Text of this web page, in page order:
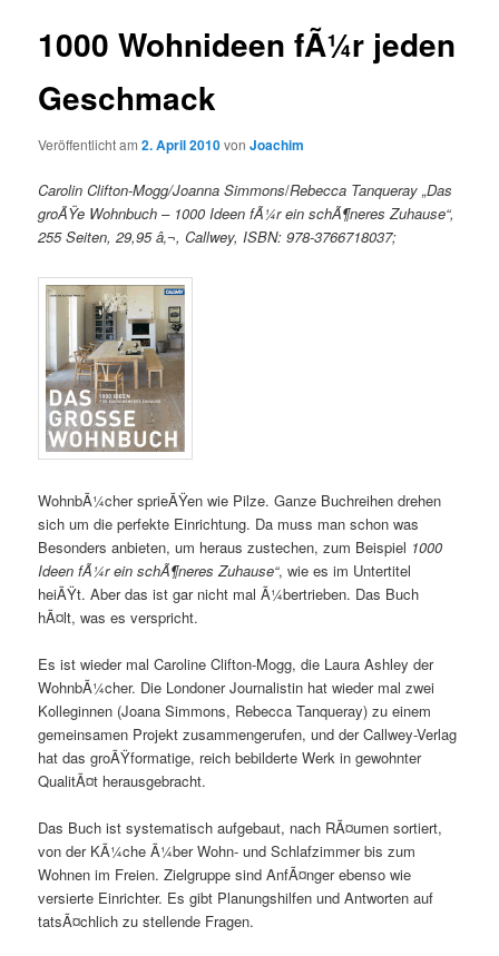
1000 Wohnideen fÃ¼r jeden
Geschmack
Veröffentlicht am2. April 2010vonJoachim
Carolin Clifton-Mogg/Joanna Simmons/Rebecca Tanqueray „Das
groÃŸe Wohnbuch – 1000 Ideen fÃ¼r ein schÃ¶neres Zuhause“,
255 Seiten, 29,95 â‚¬, Callwey, ISBN: 978-3766718037;
WohnbÃ¼cher sprieÃŸen wie Pilze. Ganze Buchreihen drehen
sich um die perfekte Einrichtung. Da muss man schon was
Besonders anbieten, um heraus zustechen, zum Beispiel 1000
Ideen fÃ¼r ein schÃ¶neres Zuhause“, wie es im Untertitel
heiÃŸt. Aber das ist gar nicht mal Ã¼bertrieben. Das Buch
hÃ¤lt, was es verspricht.
Es ist wieder mal Caroline Clifton-Mogg, die Laura Ashley der
WohnbÃ¼cher. Die Londoner Journalistin hat wieder mal zwei
Kolleginnen (Joana Simmons, Rebecca Tanqueray) zu einem
gemeinsamen Projekt zusammengerufen, und der Callwey-Verlag
hat das groÃŸformatige, reich bebilderte Werk in gewohnter
QualitÃ¤t herausgebracht.
Das Buch ist systematisch aufgebaut, nach RÃ¤umen sortiert,
von der KÃ¼che Ã¼ber Wohn- und Schlafzimmer bis zum
Wohnen im Freien. Zielgruppe sind AnfÃ¤nger ebenso wie
versierte Einrichter. Es gibt Planungshilfen und Antworten auf
tatsÃ¤chlich zu stellende Fragen.